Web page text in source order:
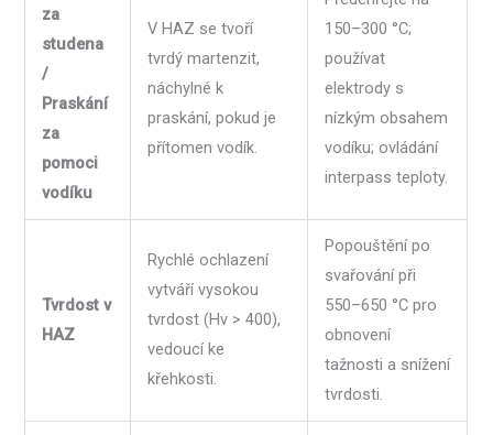
za
studena
/
Praskání
za
pomoci
vodíku
V HAZ se tvoří
tvrdý martenzit,
náchylné k
praskání, pokud je
přítomen vodík.
150–300 °C;
používat
elektrody s
nízkým obsahem
vodíku; ovládání
interpass teploty.
Tvrdost v
HAZ
Rychlé ochlazení
vytváří vysokou
tvrdost (Hv > 400),
vedoucí ke
křehkosti.
Popouštění po
svařování při
550–650 °C pro
obnovení
tažnosti a snížení
tvrdosti.